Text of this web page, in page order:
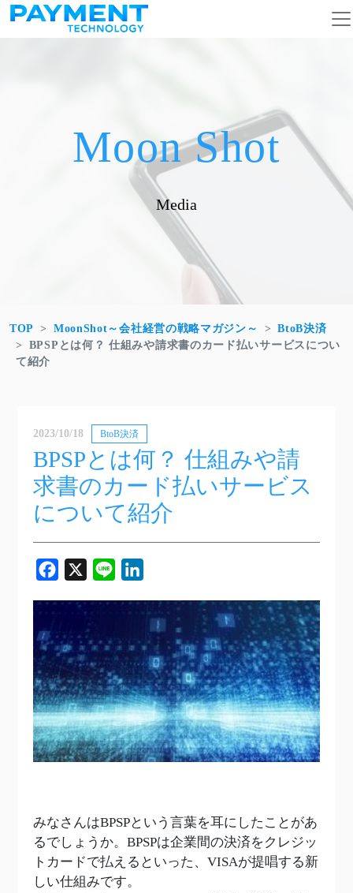
コンテンツへスキップ
メインナビゲーション
Moon Shot
Media
TOP MoonShot～会社経営の戦略マガジン～
BtoB決済
BPSPとは何？ 仕組みや請求書のカード払いサービスについ
て紹介
2023/10/18 BtoB決済
BPSPとは何？ 仕組みや請
求書のカード払いサービス
について紹介
Facebook
X Line
みなさんはBPSPという言葉を耳にしたことがあ
るでしょうか。BPSPは企業間の決済をクレジッ
トカードで払えるといった、VISAが提唱する新
しい仕組みです。